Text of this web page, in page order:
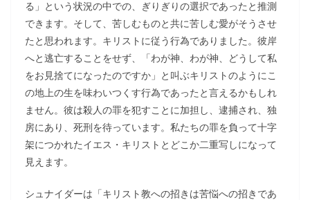
る」という状況の中での、ぎりぎりの選択であったと推測
できます。そして、苦しむものと共に苦しむ愛がそうさせ
たと思われます。キリストに従う行為でありました。彼岸
へと逃亡することをせず、「わが神、わが神、どうして私
をお見捨てになったのですか」と叫ぶキリストのようにこ
の地上の生を味わいつくす行為であったと言えるかもしれ
ません。彼は殺人の罪を犯すことに加担し、逮捕され、独
房にあり、死刑を待っています。私たちの罪を負って十字
架につかれたイエス・キリストとどこか二重写しになって
見えます。
シュナイダーは「キリスト教への招きは苦悩への招きであ